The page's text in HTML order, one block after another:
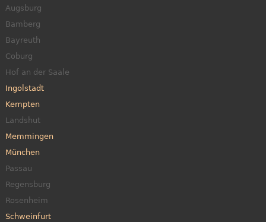
Augsburg
Bamberg
Bayreuth
Coburg
Hof an der Saale
Ingolstadt
Kempten
Landshut
Memmingen
München
Passau
Regensburg
Rosenheim
Schweinfurt